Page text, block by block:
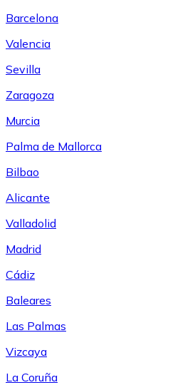
Barcelona
Valencia
Sevilla
Zaragoza
Murcia
Palma de Mallorca
Bilbao
Alicante
Valladolid
Madrid
Cádiz
Baleares
Las Palmas
Vizcaya
La Coruña